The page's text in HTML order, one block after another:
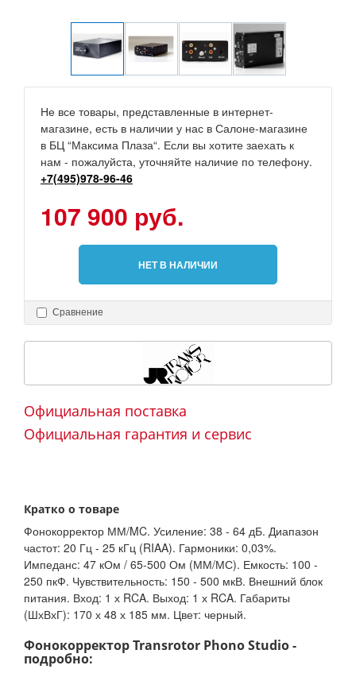
Не все товары, представленные в интернет-
магазине, есть в наличии у нас в Салоне-магазине
в БЦ “Максима Плаза“. Если вы хотите заехать к
нам - пожалуйста, уточняйте наличие по телефону.
+7(495)978-96-46
107 900 руб.
НЕТ В НАЛИЧИИ
Сравнение
Официальная поставка
Официальная гарантия и сервис
Кратко о товаре
Фонокорректор ММ/MC. Усиление: 38 - 64 дБ. Диапазон
частот: 20 Гц - 25 кГц (RIAA). Гармоники: 0,03%.
Импеданс: 47 кОм / 65-500 Ом (ММ/МС). Емкость: 100 -
250 пкФ. Чувствительность: 150 - 500 мкВ. Внешний блок
питания. Вход: 1 х RCA. Выход: 1 х RCA. Габариты
(ШхВхГ): 170 х 48 х 185 мм. Цвет: черный.
Фонокорректор Transrotor Phono Studio -
подробно: